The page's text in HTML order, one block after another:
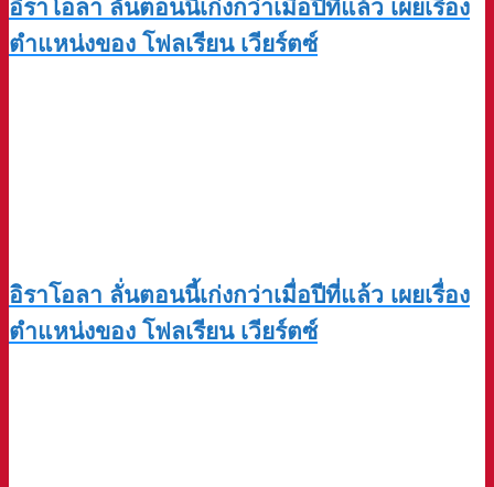
อิราโอลา ลั่นตอนนี้เก่งกว่าเมื่อปีที่แล้ว เผยเรื่อง
ตำแหน่งของ โฟลเรียน เวียร์ตซ์
อิราโอลา ลั่นตอนนี้เก่งกว่าเมื่อปีที่แล้ว เผยเรื่อง
ตำแหน่งของ โฟลเรียน เวียร์ตซ์